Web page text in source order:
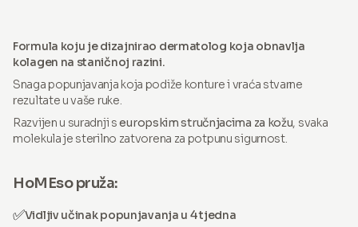
Formula koju je dizajnirao dermatolog koja obnavlja
kolagen na staničnoj razini.
Snaga popunjavanja koja podiže konture i vraća stvarne
rezultate u vaše ruke.
Razvijen u suradnji seuropskim stručnjacima za kožu, svaka
molekula je sterilno zatvorena za potpunu sigurnost.
HoMEso pruža:
✅Vidljiv učinak popunjavanja u 4 tjedna